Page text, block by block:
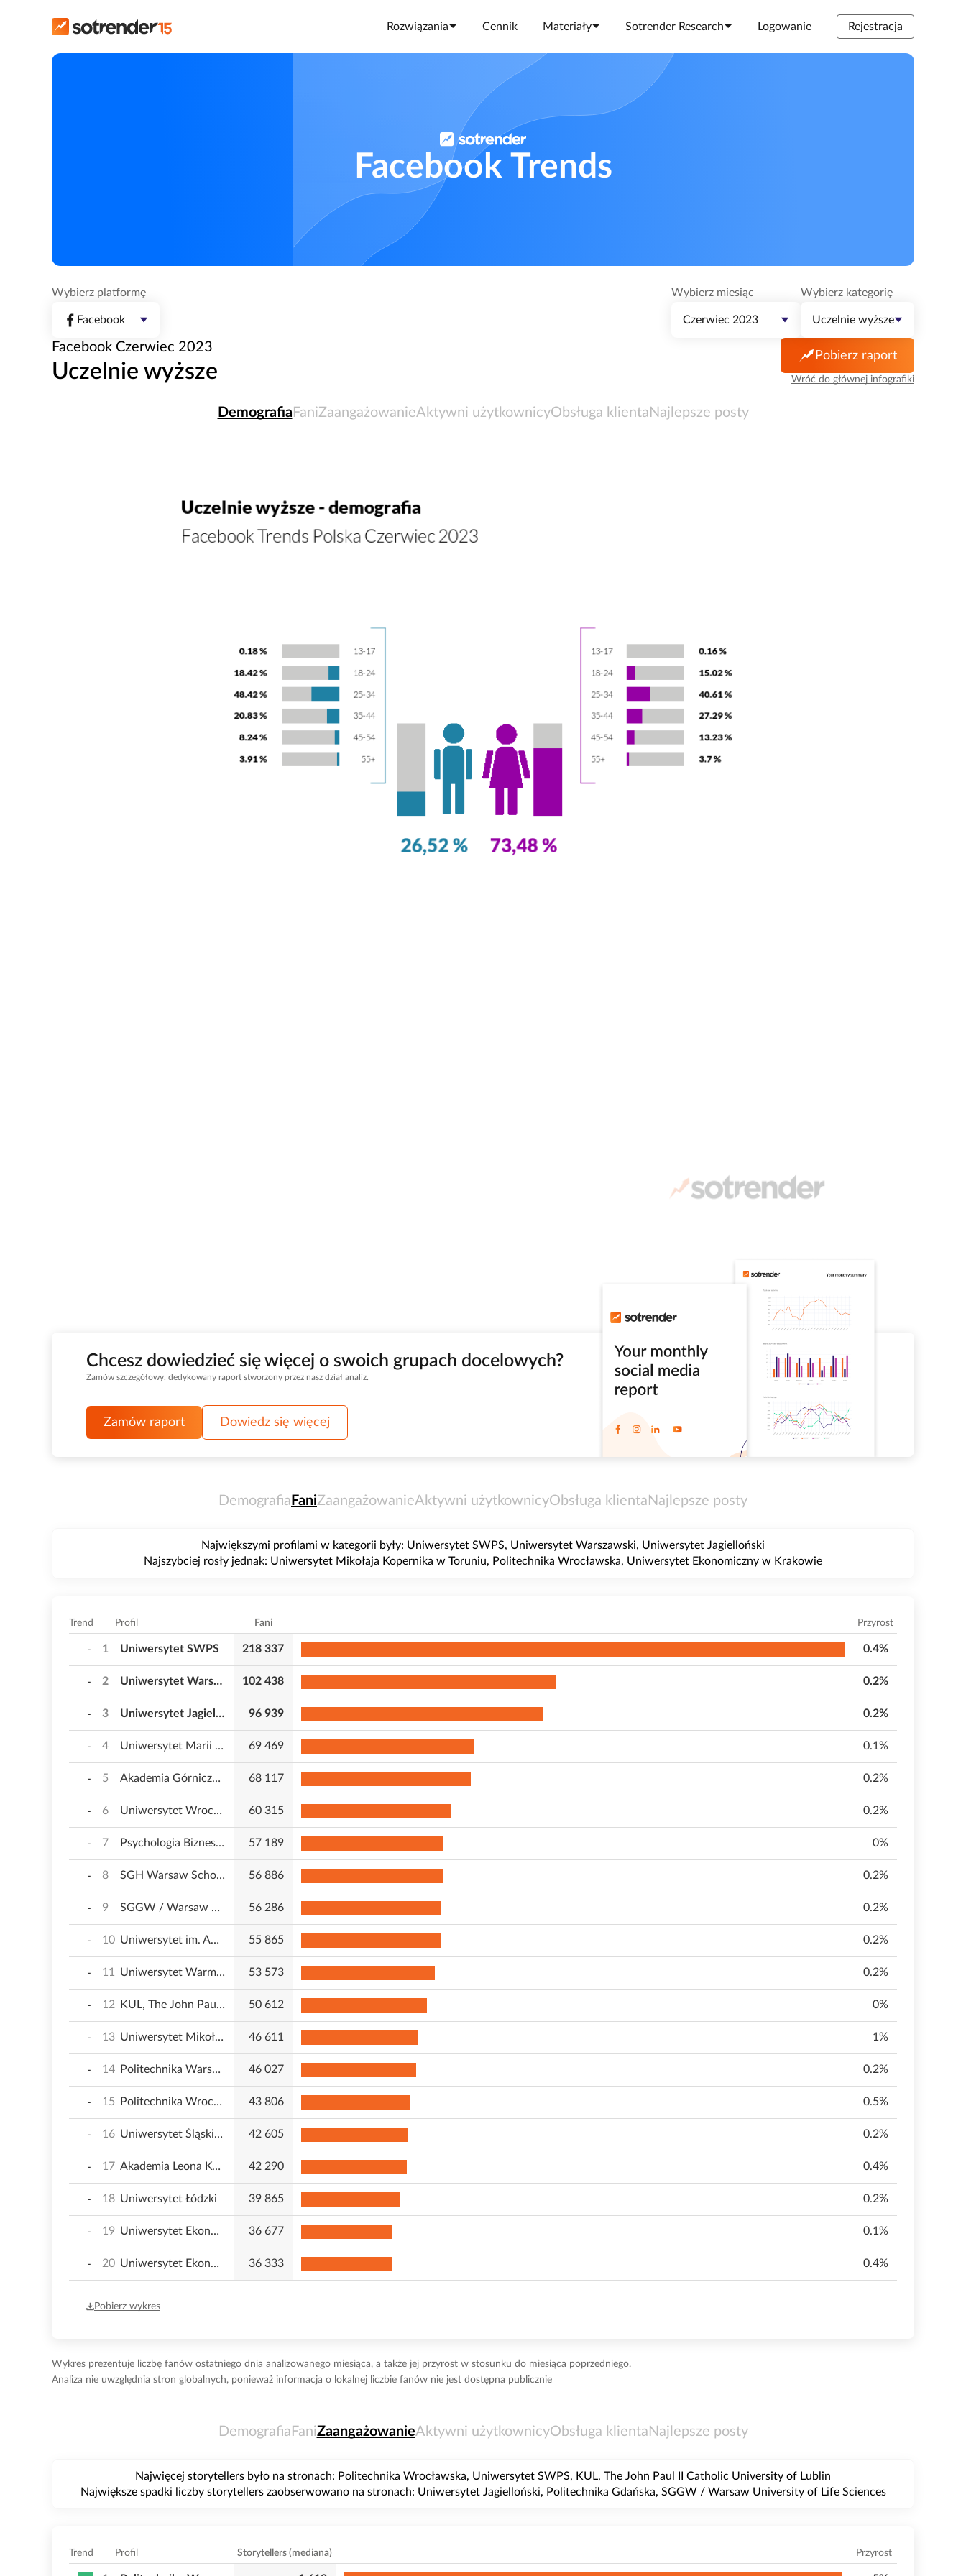
Rozwiązania Cennik Materiały Sotrender Research Logowanie Rejestracja
Facebook Trends
Wybierz platformę
Facebook
Wybierz miesiąc
Czerwiec 2023
Wybierz kategorię
Uczelnie wyższe
Facebook Czerwiec 2023
Uczelnie wyższe
Pobierz raport
Wróć do głównej infografiki
Demografia FaniZaangażowanieAktywni użytkownicyObsługa klienta Najlepsze posty
Chcesz dowiedzieć się więcej o swoich grupach docelowych?
Zamów szczegółowy, dedykowany raport stworzony przez nasz dział analiz.
Zamów raport Dowiedz się więcej
Demografia FaniZaangażowanieAktywni użytkownicyObsługa klienta Najlepsze posty
Największymi profilami w kategorii były: Uniwersytet SWPS, Uniwersytet Warszawski, Uniwersytet Jagielloński
Najszybciej rosły jednak: Uniwersytet Mikołaja Kopernika w Toruniu, Politechnika Wrocławska, Uniwersytet Ekonomiczny w Krakowie
Trend Profil Fani Przyrost
- 1 Uniwersytet SWPS 218 337 0.4%
- 2 Uniwersytet Warszawski 102 438 0.2%
- 3 Uniwersytet Jagielloński 96 939 0.2%
- 4 Uniwersytet Marii Curie-Skłodowskiej w Lublinie 69 469 0.1%
- 5 Akademia Górniczo-Hutnicza w Krakowie 68 117 0.2%
- 6 Uniwersytet Wrocławski 60 315 0.2%
- 7 Psychologia Biznesu dla Menedżerów 57 189 0%
- 8 SGH Warsaw School of Economics 56 886 0.2%
- 9 SGGW / Warsaw University of Life Sciences 56 286 0.2%
- 10 Uniwersytet im. Adama Mickiewicza w Poznaniu 55 865 0.2%
- 11 Uniwersytet Warmińsko-Mazurski w Olsztynie 53 573 0.2%
- 12 KUL, The John Paul II Catholic University of Lublin 50 612 0%
- 13 Uniwersytet Mikołaja Kopernika w Toruniu 46 611 1%
- 14 Politechnika Warszawska 46 027 0.2%
- 15 Politechnika Wrocławska 43 806 0.5%
- 16 Uniwersytet Śląski w Katowicach 42 605 0.2%
- 17 Akademia Leona Koźmińskiego - Kozminski University 42 290 0.4%
- 18 Uniwersytet Łódzki 39 865 0.2%
- 19 Uniwersytet Ekonomiczny we Wrocławiu 36 677 0.1%
- 20 Uniwersytet Ekonomiczny w Krakowie 36 333 0.4%
Pobierz wykres
Wykres prezentuje liczbę fanów ostatniego dnia analizowanego miesiąca, a także jej przyrost w stosunku do miesiąca poprzedniego.
Analiza nie uwzględnia stron globalnych, ponieważ informacja o lokalnej liczbie fanów nie jest dostępna publicznie
Demografia FaniZaangażowanieAktywni użytkownicyObsługa klienta Najlepsze posty
Najwięcej storytellers było na stronach: Politechnika Wrocławska, Uniwersytet SWPS, KUL, The John Paul II Catholic University of Lublin
Największe spadki liczby storytellers zaobserwowano na stronach: Uniwersytet Jagielloński, Politechnika Gdańska, SGGW / Warsaw University of Life Sciences
Trend Profil Storytellers (mediana) Przyrost